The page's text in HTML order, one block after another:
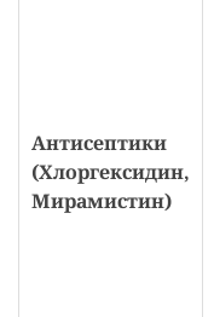
Антисептики
(Хлоргексидин,
Мирамистин)